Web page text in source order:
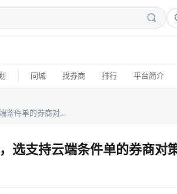
同城 找券商 排行 平台简介
条件单的券商对…
支持云端条件单的券商对